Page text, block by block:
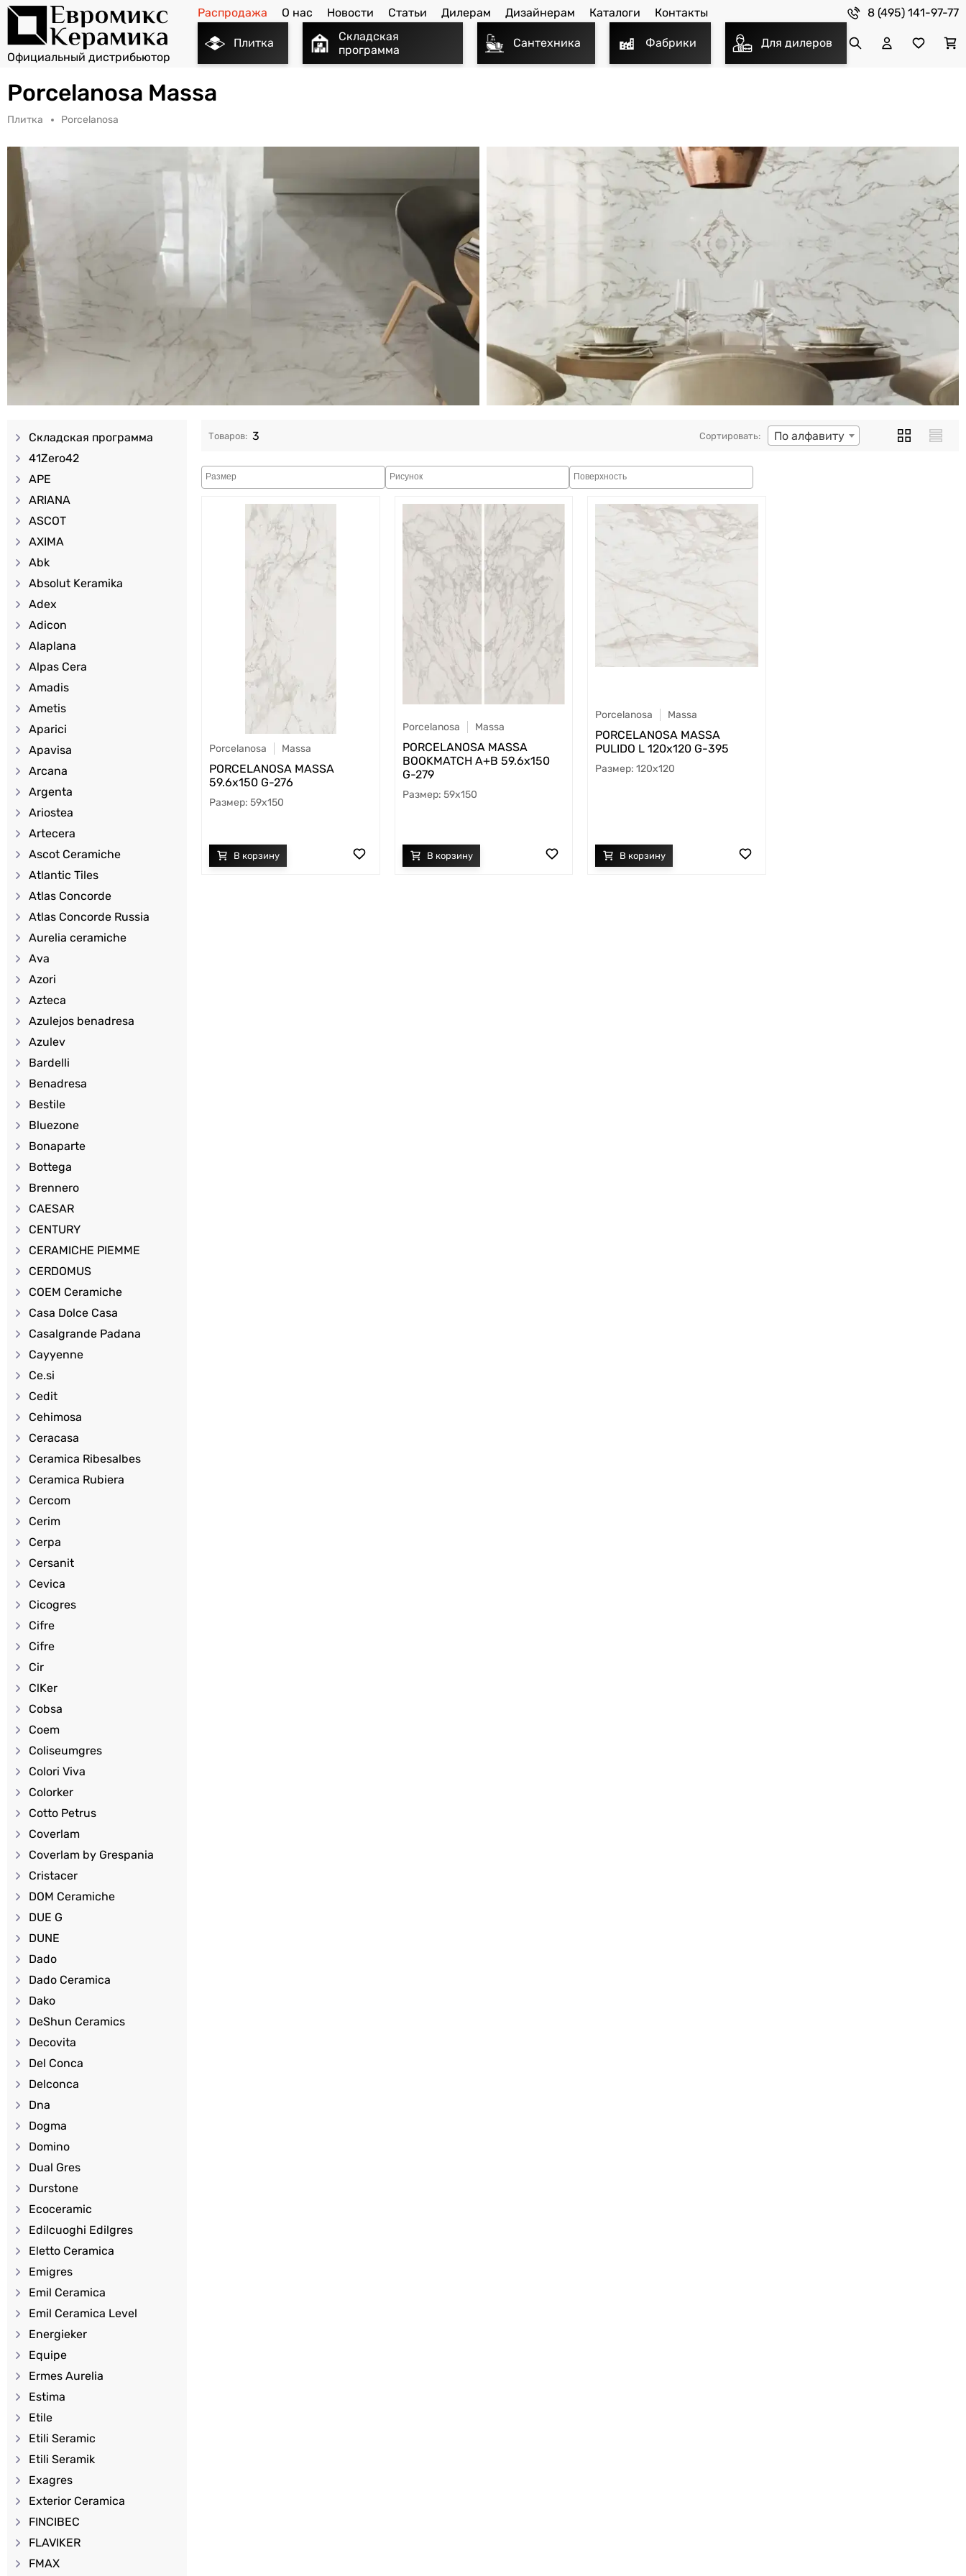
Распродажа О нас Новости Статьи Дилерам Дизайнерам Каталоги Контакты 8 (495) 141-97-77
Плитка
Складская
программа
Сантехника Фабрики Для дилеров
Porcelanosa Massa
Плитка Porcelanosa
Складская программа
41Zero42
APE
ARIANA
ASCOT
AXIMA
Abk
Absolut Keramika
Adex
Adicon
Alaplana
Alpas Cera
Amadis
Ametis
Aparici
Apavisa
Arcana
Argenta
Ariostea
Artecera
Ascot Ceramiche
Atlantic Tiles
Atlas Concorde
Atlas Concorde Russia
Aurelia ceramiche
Ava
Azori
Azteca
Azulejos benadresa
Azulev
Bardelli
Benadresa
Bestile
Bluezone
Bonaparte
Bottega
Brennero
CAESAR
CENTURY
CERAMICHE PIEMME
CERDOMUS
COEM Ceramiche
Casa Dolce Casa
Casalgrande Padana
Cayyenne
Ce.si
Cedit
Cehimosa
Ceracasa
Ceramica Ribesalbes
Ceramica Rubiera
Cercom
Cerim
Cerpa
Cersanit
Cevica
Cicogres
Cifre
Cifre
Cir
ClKer
Cobsa
Coem
Coliseumgres
Colori Viva
Colorker
Cotto Petrus
Coverlam
Coverlam by Grespania
Cristacer
DOM Ceramiche
DUE G
DUNE
Dado
Dado Ceramica
Dako
DeShun Ceramics
Decovita
Del Conca
Delconca
Dna
Dogma
Domino
Dual Gres
Durstone
Ecoceramic
Edilcuoghi Edilgres
Eletto Ceramica
Emigres
Emil Ceramica
Emil Ceramica Level
Energieker
Equipe
Ermes Aurelia
Estima
Etile
Etili Seramic
Etili Seramik
Exagres
Exterior Ceramica
FINCIBEC
FLAVIKER
FMAX
3 По алфавиту
Porcelanosa Massa
PORCELANOSA MASSA
59.6х150 G-276
59x150
Porcelanosa Massa
PORCELANOSA MASSA
BOOKMATCH A+B 59.6х150
G-279
59x150
Porcelanosa Massa
PORCELANOSA MASSA
PULIDO L 120х120 G-395
120x120